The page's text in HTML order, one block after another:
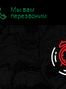
Мы вам
перезвоним